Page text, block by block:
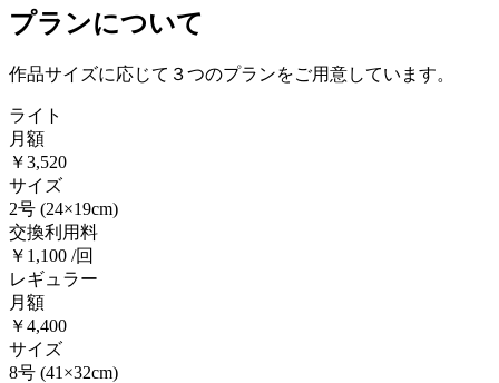
プランについて
作品サイズに応じて３つのプランをご用意しています。
ライト
月額
￥3,520
サイズ
2号 (24×19cm)
交換利用料
￥1,100 /回
レギュラー
月額
￥4,400
サイズ
8号 (41×32cm)